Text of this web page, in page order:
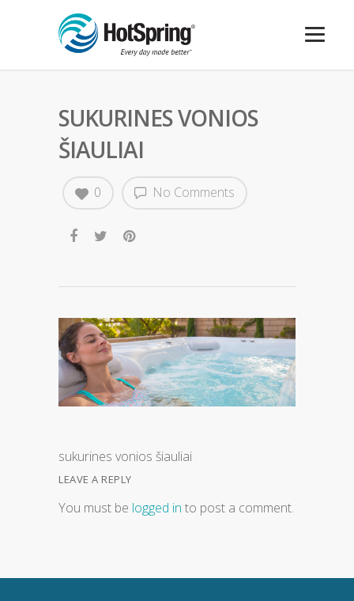
SUKURINES VONIOS
ŠIAULIAI
No Comments
0
sukurines vonios šiauliai
LEAVE A REPLY
You must be logged in to post a comment.